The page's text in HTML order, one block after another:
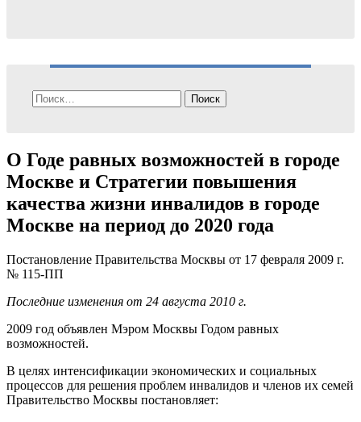
Найти:
О Годе равных возможностей в городе
Москве и Стратегии повышения
качества жизни инвалидов в городе
Москве на период до 2020 года
Постановление Правительства Москвы от 17 февраля 2009 г.
№ 115-ПП
Последние изменения от 24 августа 2010 г.
2009 год объявлен Мэром Москвы Годом равных
возможностей.
В целях интенсификации экономических и социальных
процессов для решения проблем инвалидов и членов их семей
Правительство Москвы постановляет: